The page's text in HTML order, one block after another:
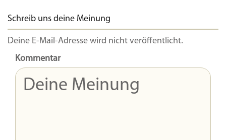
Schreib uns deine Meinung
Deine E-Mail-Adresse wird nicht veröffentlicht.
Kommentar